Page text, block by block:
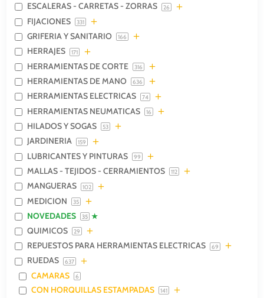
ESCALERAS - CARRETAS - ZORRAS 26
FIJACIONES 331
GRIFERIA Y SANITARIO 166
HERRAJES 171
HERRAMIENTAS DE CORTE 316
HERRAMIENTAS DE MANO 636
HERRAMIENTAS ELECTRICAS 74
HERRAMIENTAS NEUMATICAS 16
HILADOS Y SOGAS 53
JARDINERIA 159
LUBRICANTES Y PINTURAS 99
MALLAS - TEJIDOS - CERRAMIENTOS 112
MANGUERAS 102
MEDICION 35
NOVEDADES 35
QUIMICOS 29
REPUESTOS PARA HERRAMIENTAS ELECTRICAS 69
RUEDAS 637
CAMARAS 6
CON HORQUILLAS ESTAMPADAS 141